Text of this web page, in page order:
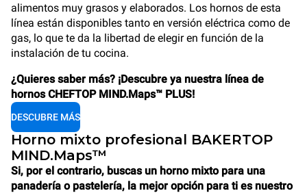
alimentos muy grasos y elaborados. Los hornos de esta
línea están disponibles tanto en versión eléctrica como de
gas, lo que te da la libertad de elegir en función de la
instalación de tu cocina.
¿Quieres saber más? ¡Descubre ya nuestra línea de
hornos CHEFTOP MIND.Maps™ PLUS!
DESCUBRE MÁS
Horno mixto profesional BAKERTOP
MIND.Maps™
Si, por el contrario, buscas un horno mixto para una
panadería o pastelería, la mejor opción para ti es nuestro